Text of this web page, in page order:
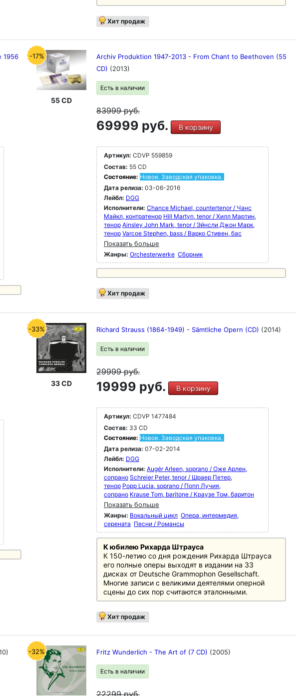
Хит продаж
1956
-17%
55 CD
Archiv Produktion 1947-2013 - From Chant to Beethoven (55
CD) (2013)
Есть в наличии
83999руб.
69999 руб. В корзину
Артикул: CDVP 559859
Состав: 55 CD
Состояние: Новое. Заводская упаковка.
Дата релиза: 03-06-2016
Лейбл: DGG
Исполнители: Chance Michael, countertenor / Чанс
Майкл, контратенор Hill Martyn, tenor / Хилл Мартин,
тенор Ainsley John Mark, tenor / Эйнсли Джон Марк,
тенор Varcoe Stephen, bass / Варко Стивен, бас
Показать больше
Жанры: Orchesterwerke Сборник
Хит продаж
-33%
33 CD
Richard Strauss (1864-1949) - Sämtliche Opern (CD) (2014)
Есть в наличии
29999руб.
19999 руб. В корзину
Артикул: CDVP 1477484
Состав: 33 CD
Состояние: Новое. Заводская упаковка.
Дата релиза: 07-02-2014
Лейбл: DGG
Исполнители: Augér Arleen, soprano / Оже Арлен,
сопрано Schreier Peter, tenor / Шраер Петер,
тенор Popp Lucia, soprano / Попп Лучия,
сопрано Krause Tom, baritone / Краузе Том, баритон
Показать больше
Жанры: Вокальный цикл Опера, интермедия,
серената Песни / Романсы
К юбилею Рихарда Штрауса
К 150-летию со дня рождения Рихарда Штрауса
его полные оперы выходят в издании на 33
дисках от Deutsche Grammophon Gesellschaft.
Многие записи с великими деятелями оперной
сцены до сих пор считаются эталонными.
Хит продаж
-32% Fritz Wunderlich - The Art of (7 CD) (2005)
Есть в наличии
22299руб.